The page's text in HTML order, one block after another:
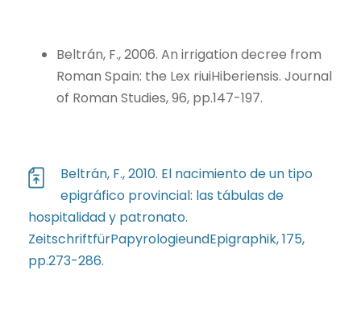
Beltrán, F., 2006. An irrigation decree from
Roman Spain: the Lex riuiHiberiensis. Journal
of Roman Studies, 96, pp.147-197.
Beltrán, F., 2010. El nacimiento de un tipo
epigráfico provincial: las tábulas de
hospitalidad y patronato.
ZeitschriftfürPapyrologieundEpigraphik, 175,
pp.273-286.